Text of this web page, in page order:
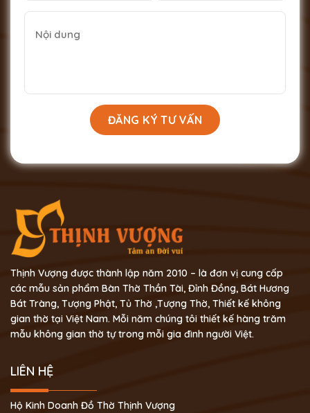
Thịnh Vượng được thành lập năm 2010 – là đơn vị cung cấp
các mẫu sản phẩm Bàn Thờ Thần Tài, Đỉnh Đồng, Bát Hương
Bát Tràng, Tượng Phật, Tủ Thờ ,Tượng Thờ, Thiết kế không
gian thờ tại Việt Nam. Mỗi năm chúng tôi thiết kế hàng trăm
mẫu không gian thờ tự trong mỗi gia đình người Việt.
LIÊN HỆ
Hộ Kinh Doanh Đồ Thờ Thịnh Vượng